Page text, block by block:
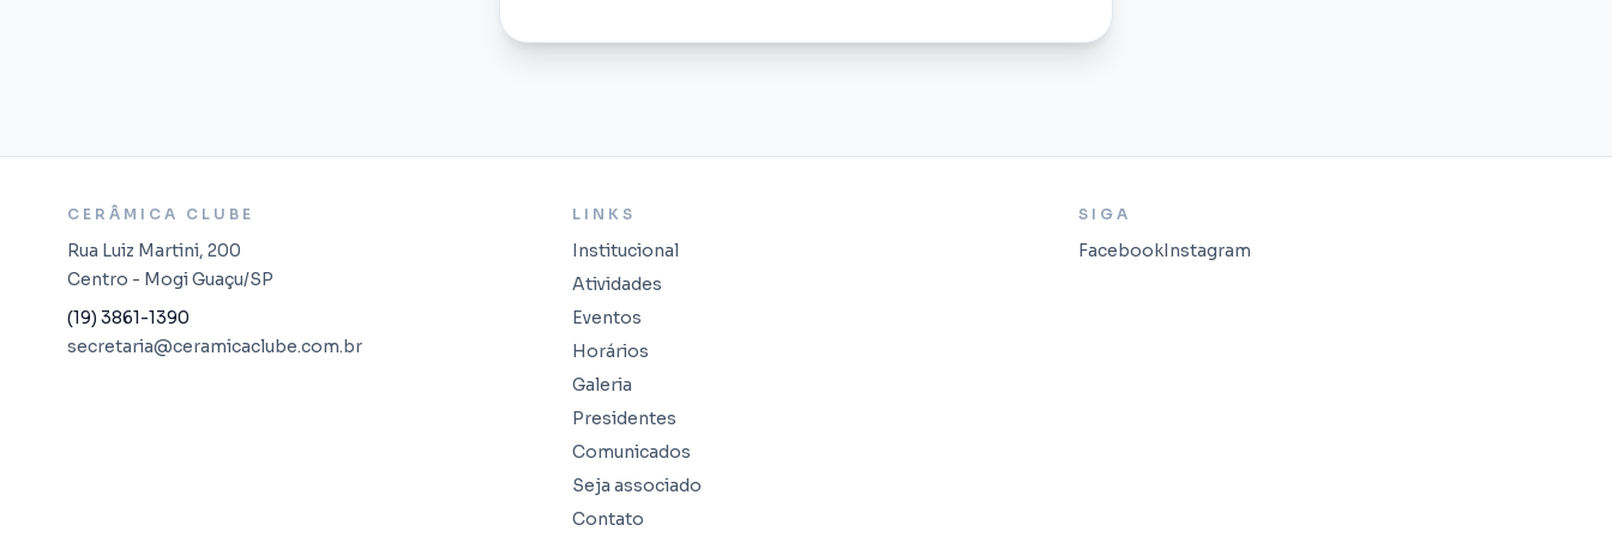
CERÂMICA CLUBE
Rua Luiz Martini, 200
Centro - Mogi Guaçu/SP
(19) 3861-1390
secretaria@ceramicaclube.com.br
LINKS
Institucional
Atividades
Eventos
Horários
Galeria
Presidentes
Comunicados
Seja associado
Contato
SIGA
FacebookInstagram